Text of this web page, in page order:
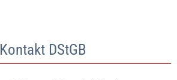
Kontakt DStGB